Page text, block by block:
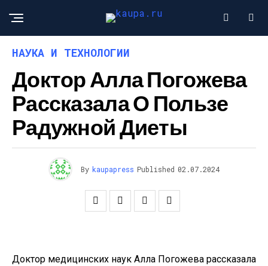
НАУКА И ТЕХНОЛОГИИ
Доктор Алла Погожева
Рассказала О Пользе
Радужной Диеты
By kaupapress Published 02.07.2024
Доктор медицинских наук Алла Погожева рассказала